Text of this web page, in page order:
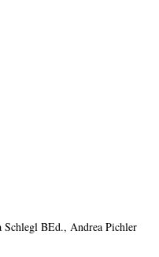
BEd., Andrea Pichler